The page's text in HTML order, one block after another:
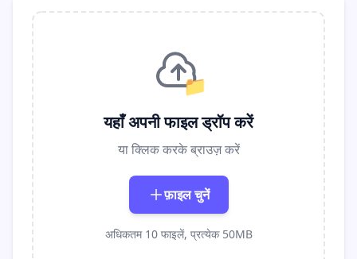
📁
यहाँ अपनी फाइल ड्रॉप करें
या क्लिक करके ब्राउज़ करें
फ़ाइल चुनें
अधिकतम 10 फाइलें, प्रत्येक 50MB